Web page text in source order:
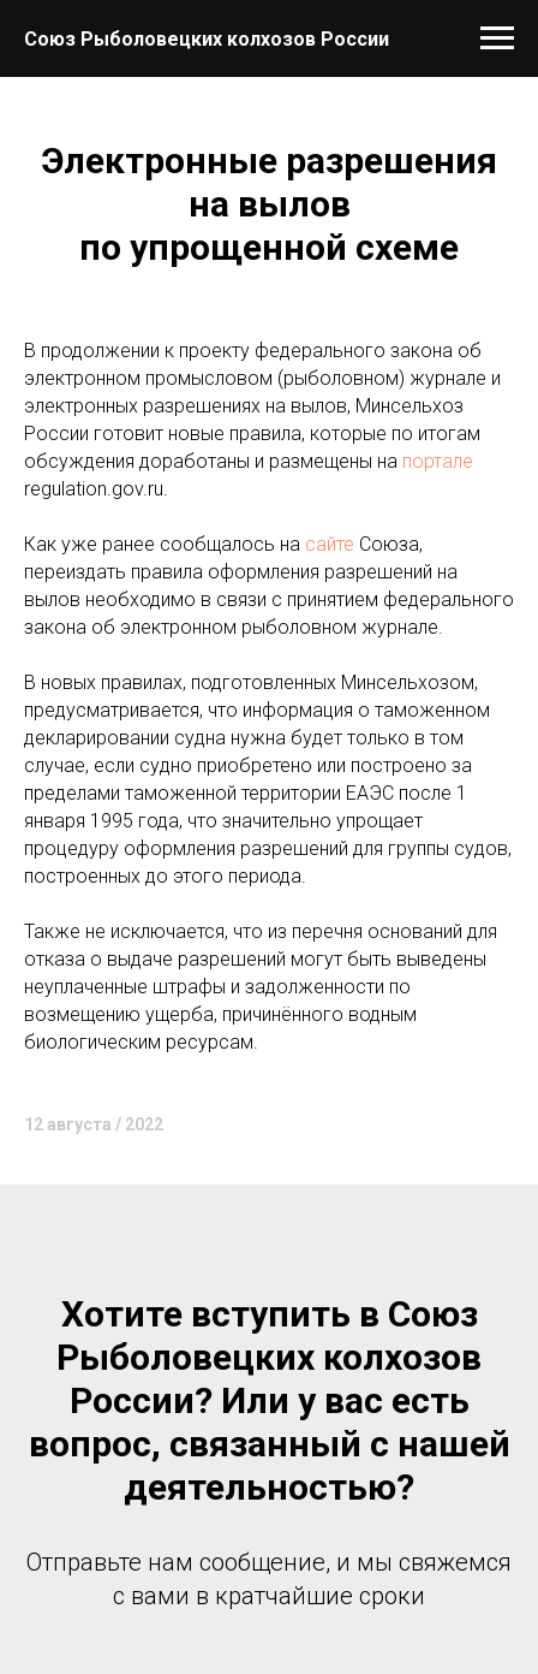
Союз Рыболовецких колхозов России
Электронные разрешения
на вылов
по упрощенной схеме
В продолжении к проекту федерального закона об
электронном промысловом (рыболовном) журнале и
электронных разрешениях на вылов, Минсельхоз
России готовит новые правила, которые по итогам
обсуждения доработаны и размещены на портале
regulation.gov.ru.
Как уже ранее сообщалось на сайте Союза,
переиздать правила оформления разрешений на
вылов необходимо в связи с принятием федерального
закона об электронном рыболовном журнале.
В новых правилах, подготовленных Минсельхозом,
предусматривается, что информация о таможенном
декларировании судна нужна будет только в том
случае, если судно приобретено или построено за
пределами таможенной территории ЕАЭС после 1
января 1995 года, что значительно упрощает
процедуру оформления разрешений для группы судов,
построенных до этого периода.
Также не исключается, что из перечня оснований для
отказа о выдаче разрешений могут быть выведены
неуплаченные штрафы и задолженности по
возмещению ущерба, причинённого водным
биологическим ресурсам.
12 августа / 2022
Хотите вступить в Союз
Рыболовецких колхозов
России? Или у вас есть
вопрос, связанный с нашей
деятельностью?
Отправьте нам сообщение, и мы свяжемся
с вами в кратчайшие сроки